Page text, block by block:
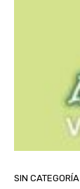
SIN CATEGORÍA